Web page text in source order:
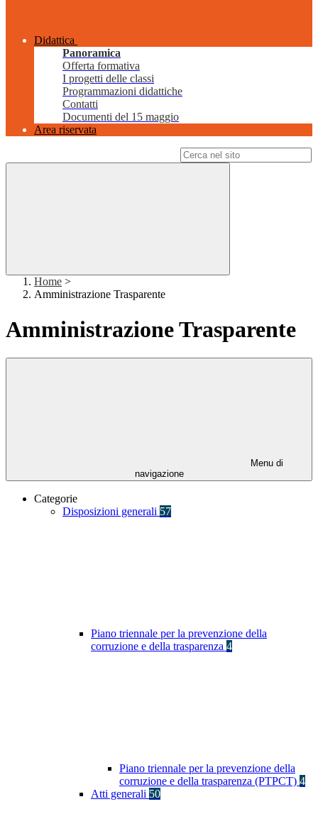
Didattica
Panoramica
Offerta formativa
I progetti delle classi
Programmazioni didattiche
Contatti
Documenti del 15 maggio
Area riservata
Home >
Amministrazione Trasparente
Amministrazione Trasparente
Menu di
navigazione
Categorie
Disposizioni generali 57
Piano triennale per la prevenzione della
corruzione e della trasparenza 4
Piano triennale per la prevenzione della
corruzione e della trasparenza (PTPCT) 4
Atti generali 50